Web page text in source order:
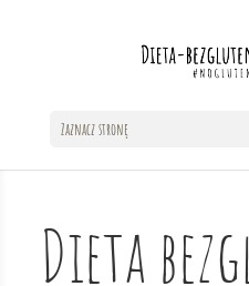
Zaznacz stronę
Dieta